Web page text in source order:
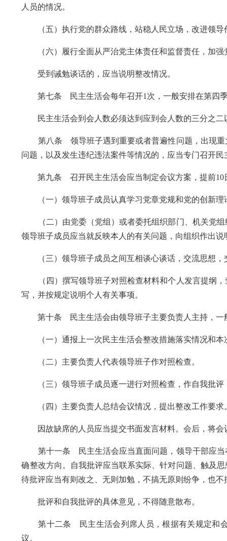
人员的情况。
（五）执行党的群众路线，站稳人民立场，改进领导
（六）履行全面从严治党主体责任和监督责任，加强
受到诫勉谈话的，应当说明整改情况。
第七条 民主生活会每年召开1次，一般安排在第四季
民主生活会到会人数必须达到应到会人数的三分之二
第八条 领导班子遇到重要或者普遍性问题，出现重
问题，以及发生违纪违法案件等情况的，应当专门召开
第九条 召开民主生活会应当制定会议方案，提前10
（一）领导班子成员认真学习党章党规和党的创新理
（二）由党委（党组）或者委托组织部门、机关党组
领导班子成员应当就反映本人的有关问题，向组织作出说
（三）领导班子成员之间互相谈心谈话，交流思想，
（四）撰写领导班子对照检查材料和个人发言提纲，
写，并按规定说明个人有关事项。
第十条 民主生活会由领导班子主要负责人主持，一
（一）通报上一次民主生活会整改措施落实情况和本
（二）主要负责人代表领导班子作对照检查。
（三）领导班子成员逐一进行对照检查，作自我批评
（四）主要负责人总结会议情况，提出整改工作要求
因故缺席的人员应当提交书面发言材料。会后，将会
第十一条 民主生活会应当直面问题，领导干部应当
确整改方向。自我批评应当联系实际、针对问题、触及
待批评应当有则改之、无则加勉，不搞无原则纷争，也不
批评和自我批评的具体意见，不得随意散布。
第十二条 民主生活会列席人员，根据有关规定和会
议。